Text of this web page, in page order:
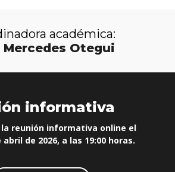
académica:
Mercedes Otegui
informativa
reunión informativa online el
abril de 2026, a las 19:00 horas.